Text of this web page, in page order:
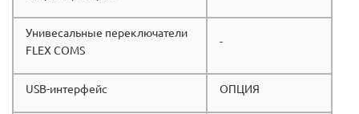
Унивесальные переключатели
FLEX COMS
-
USB-интерфейс ОПЦИЯ